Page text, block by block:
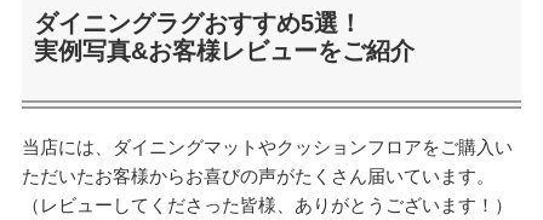
ダイニングラグおすすめ5選！
実例写真&お客様レビューをご紹介
当店には、ダイニングマットやクッションフロアをご購入い
ただいたお客様からお喜びの声がたくさん届いています。
（レビューしてくださった皆様、ありがとうございます！）